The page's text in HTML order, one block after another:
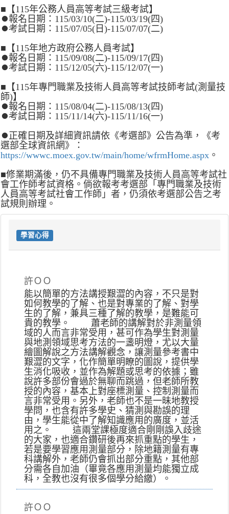
■【115年公務人員高等考試三級考試】
⏺報名日期：115/03/10(二)-115/03/19(四)
⏺考試日期：115/07/05(日)-115/07/07(二)
■【115年地方政府公務人員考試】
⏺報名日期：115/09/08(二)-115/09/17(四)
⏺考試日期：115/12/05(六)-115/12/07(一)
■【115年專門職業及技術人員高等考試技師考試(測量技
師)】
⏺報名日期：115/08/04(二)-115/08/13(四)
⏺考試日期：115/11/14(六)-115/11/16(一)
⏺正確日期及詳細資訊請依《考選部》公告為準，《考
選部全球資訊網》：
https://wwwc.moex.gov.tw/main/home/wfrmHome.aspx 。
■修業期滿後，仍不具備專門職業及技術人員高等考試社
會工作師考試資格。倘欲報考考選部「專門職業及技術
人員高等考試社會工作師」者，仍須依考選部公告之考
試規則辦理。
學習心得
許ＯＯ
能以簡單的方法講授艱澀的內容，不只是對
如何教學的了解、也是對專業的了解、對學
生的了解，兼具三種了解的教學，是難能可
貴的教學。 蕭老師的講解對於非測量領
域的人而言非常受用，甚可作為學生對測量
與地測領域思考方法的一盞明燈，尤以大量
繪圖解說之方法講解觀念，讓測量參考書中
艱澀的文字，化作簡單明瞭的圖說，提供學
生消化吸收，並作為解題或思考的依據；雖
說許多部份會過於無聊而跳過，但老師所教
授的內容，基本上對座標測量、控制測量而
言非常受用。另外，老師也不是一昧地教授
學問，也含有許多學史、猜測與勘誤的理
由，學生能從中了解知識應用的廣度，並活
用之。 這兩堂課極度適合剛剛誤入歧途
的大家，也適合鑽研後再來抓重點的學生，
若是要學習應用測量部分，除地籍測量有專
科講解外，老師仍會抓出部分重點，其他部
分需各自加油（畢竟各應用測量均能獨立成
科，全教也沒有很多個學分給繳）。
許ＯＯ